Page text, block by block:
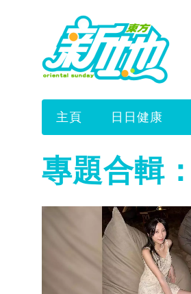
主頁 日日健康
專題合輯：